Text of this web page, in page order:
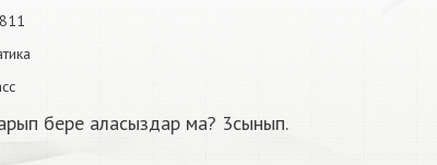
бере аласыздар ма? 3сынып.